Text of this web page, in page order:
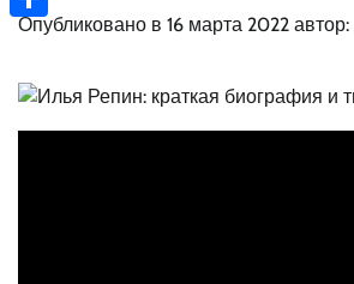
Опубликовано в 16 марта 2022 автор:
Отправить